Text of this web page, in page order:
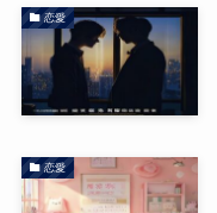
恋愛
恋愛